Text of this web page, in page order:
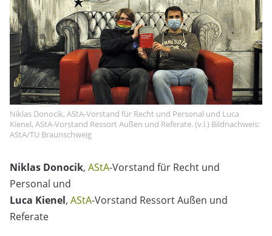
Niklas Donocik, AStA-Vorstand für Recht und Personal und Luca
Kienel, AStA-Vorstand Ressort Außen und Referate. (v.l.) Bildnachweis:
AStA/TU Braunschweig
Niklas Donocik, AStA-Vorstand für Recht und
Personal und
Luca Kienel, AStA-Vorstand Ressort Außen und
Referate